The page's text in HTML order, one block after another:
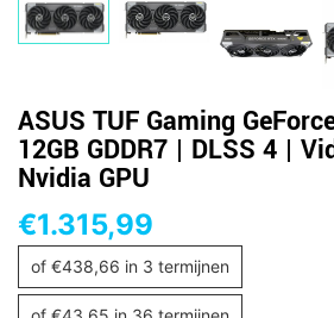
ASUS TUF Gaming
12GB GDDR7 | DLSS 4 |
Nvidia GPU
€1.315,99
of €438,66 in 3 termijnen